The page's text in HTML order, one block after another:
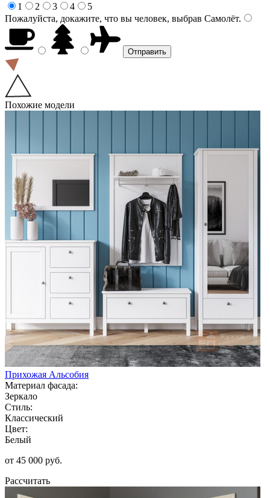
1
2 3 4
5
Пожалуйста, докажите, что вы человек, выбрав Самолёт.
Похожие модели
Прихожая Альсобия
Материал фасада:
Зеркало
Стиль:
Классический
Цвет:
Белый
от 45 000 руб.
Рассчитать